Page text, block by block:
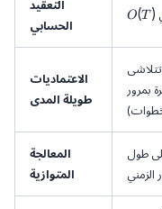
التعقيد
الحسابي
O
T
O(T)
الاعتماديات
طويلة المدى
بمرور
المعالجة
المتوازية
طول
الزمني